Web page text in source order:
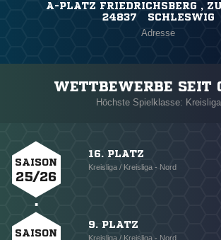
A-PLATZ FRIEDRICHSBERG ,
24837 SCHLESWIG
Adresse
WETTBEWERBE
Höchste Spielklasse: Kreisliga
SAISON
25/26
16. PLATZ
Kreisliga / Kreisliga - Nord
SAISON
9. PLATZ
Kreisliga / Kreisliga - Nord